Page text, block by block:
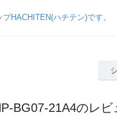
BG07-21A4のレビ